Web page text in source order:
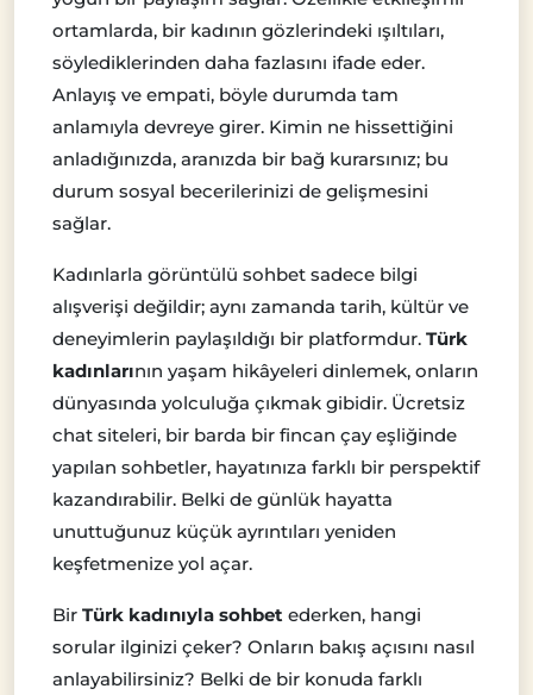
ortamlarda, bir kadının gözlerindeki ışıltıları,
söylediklerinden daha fazlasını ifade eder.
Anlayış ve empati, böyle durumda tam
anlamıyla devreye girer. Kimin ne hissettiğini
anladığınızda, aranızda bir bağ kurarsınız; bu
durum sosyal becerilerinizi de gelişmesini
sağlar.
Kadınlarla görüntülü sohbet sadece bilgi
alışverişi değildir; aynı zamanda tarih, kültür ve
deneyimlerin paylaşıldığı bir platformdur. Türk
kadınlarının yaşam hikâyeleri dinlemek, onların
dünyasında yolculuğa çıkmak gibidir. Ücretsiz
chat siteleri, bir barda bir fincan çay eşliğinde
yapılan sohbetler, hayatınıza farklı bir perspektif
kazandırabilir. Belki de günlük hayatta
unuttuğunuz küçük ayrıntıları yeniden
keşfetmenize yol açar.
Bir Türk kadınıyla sohbet ederken, hangi
sorular ilginizi çeker? Onların bakış açısını nasıl
anlayabilirsiniz? Belki de bir konuda farklı